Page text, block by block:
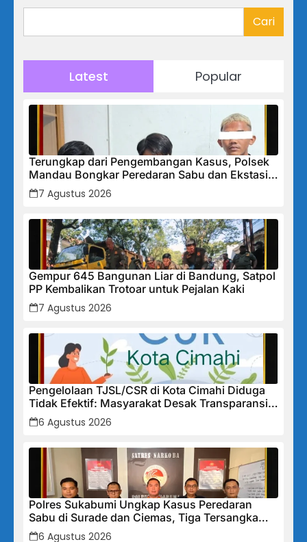
Cari
Latest Popular
Terungkap dari Pengembangan Kasus, Polsek
Mandau Bongkar Peredaran Sabu dan Ekstasi
di Air Jamban, Tiga Pelaku Diamankan
7 Agustus 2026
Gempur 645 Bangunan Liar di Bandung, Satpol
PP Kembalikan Trotoar untuk Pejalan Kaki
7 Agustus 2026
Pengelolaan TJSL/CSR di Kota Cimahi Diduga
Tidak Efektif: Masyarakat Desak Transparansi
Penuh dan Perbaikan Sistem
6 Agustus 2026
Polres Sukabumi Ungkap Kasus Peredaran
Sabu di Surade dan Ciemas, Tiga Tersangka
Diamankan
6 Agustus 2026